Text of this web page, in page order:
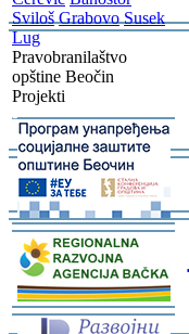
Sviloš Grabovo Susek
Lug
Pravobranilaštvo
opštine Beočin
Projekti
-
-
-
-
-
-